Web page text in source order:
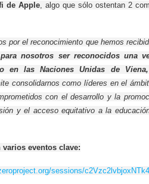
de Apple, algo que sólo ostentan 2
por el reconocimiento que hemos
nosotros ser reconocidos una
en las Naciones Unidas de Viena,
consolidarnos como líderes en el
con el desarrollo y la
y el acceso equitativo a la
varios eventos clave:
sessions/